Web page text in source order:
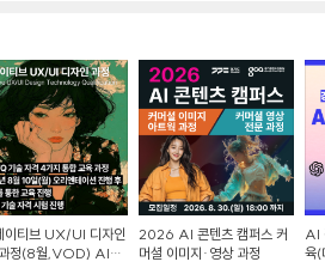
이티브 UX/UI 디자인
정(8월,VOD) AI-
2026 AI 콘텐츠 캠퍼스 커
머셜 이미지·영상 과정
AI
육(